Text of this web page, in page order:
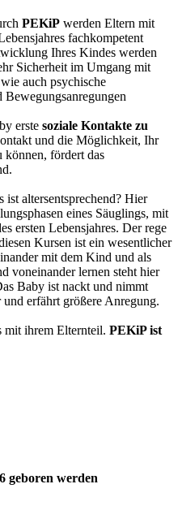
PEKiP werden Eltern mit
fachkompetent
Ihres Kindes werden
Sicherheit im Umgang mit
auch psychische
erste soziale Kontakte zu
und die Möglichkeit, Ihr
können, fördert das
ist altersentsprechend? Hier
eines Säuglings, mit
ersten Lebensjahres. Der rege
Kursen ist ein wesentlicher
mit dem Kind und als
voneinander lernen steht hier
Baby ist nackt und nimmt
erfährt größere Anregung.
mit ihrem Elternteil. PEKiP ist
geboren werden